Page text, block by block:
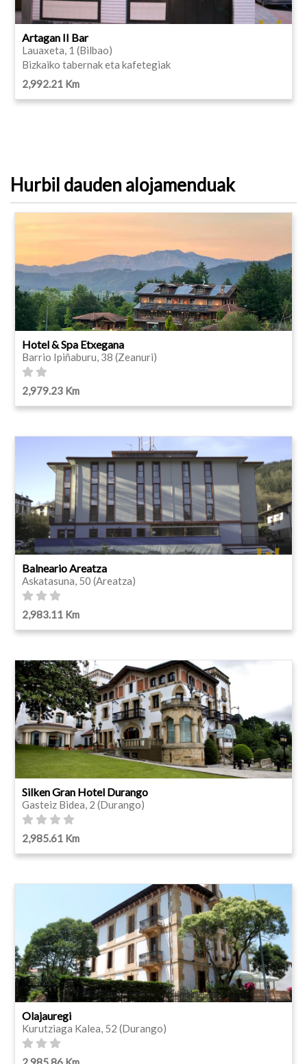
Artagan II Bar
Lauaxeta, 1 (Bilbao)
Bizkaiko tabernak eta kafetegiak
2,992.21 Km
Hurbil dauden alojamenduak
Hotel & Spa Etxegana
Barrio Ipiñaburu, 38 (Zeanuri)
2,979.23 Km
Balneario Areatza
Askatasuna, 50 (Areatza)
2,983.11 Km
Silken Gran Hotel Durango
Gasteiz Bidea, 2 (Durango)
2,985.61 Km
Olajauregi
Kurutziaga Kalea, 52 (Durango)